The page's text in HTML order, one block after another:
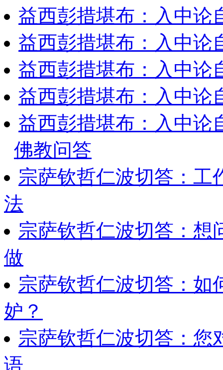
益西彭措堪布：入中论
益西彭措堪布：入中论
益西彭措堪布：入中论
益西彭措堪布：入中论
益西彭措堪布：入中论
佛教问答
宗萨钦哲仁波切答：工
法
宗萨钦哲仁波切答：想
做
宗萨钦哲仁波切答：如
妒？
宗萨钦哲仁波切答：您
语